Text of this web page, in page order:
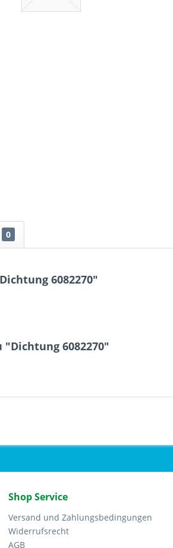
0
6082270"
6082270"
Shop Service
Versand und Zahlungsbedingungen
Widerrufsrecht
AGB